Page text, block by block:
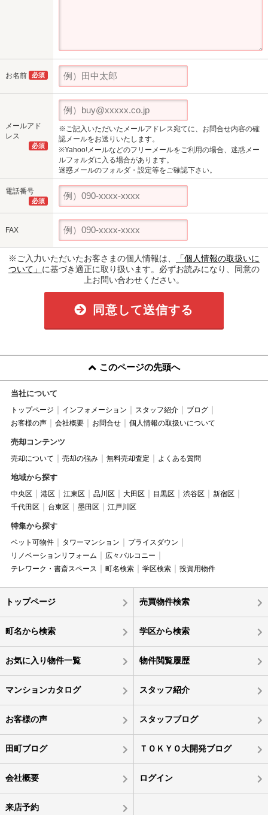
お名前 必須
メールアド
レス
必須
※ご記入いただいたメールアドレス宛てに、お問合せ内容の確
認メールをお送りいたします。
※Yahoo!メールなどのフリーメールをご利用の場合、迷惑メー
ルフォルダに入る場合があります。
迷惑メールのフォルダ・設定等をご確認下さい。
電話番号
必須
FAX
※ご入力いただいたお客さまの個人情報は、
「個人情報の取扱いに
ついて」 に基づき適正に取り扱います。必ずお読みになり、同意の
上お問い合わせください。
同意して送信する
このページの先頭へ
当社について
トップページ インフォメーション スタッフ紹介
ブログ
お客様の声
会社概要 お問合せ 個人情報の取扱いについて
売却コンテンツ
売却について 売却の強み 無料売却査定 よくある質問
地域から探す
中央区 港区 江東区 品川区 大田区 目黒区 渋谷区
新宿区
千代田区
台東区 墨田区 江戸川区
特集から探す
ペット可物件 タワーマンション
プライスダウン
リノベーションリフォーム
広々バルコニー
テレワーク・書斎スペース
町名検索 学区検索 投資用物件
トップページ 売買物件検索
町名から検索 学区から検索
お気に入り物件一覧 物件閲覧履歴
マンションカタログ スタッフ紹介
お客様の声 スタッフブログ
田町ブログ ＴＯＫＹＯ大開発ブログ
会社概要 ログイン
来店予約